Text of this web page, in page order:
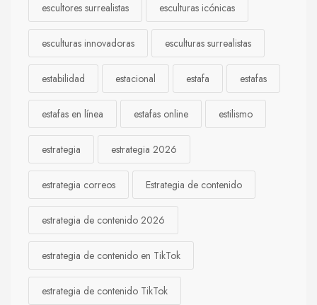
escultores surrealistas esculturas icónicas
esculturas innovadoras esculturas surrealistas
estabilidad estacional estafa estafas
estafas en línea estafas online estilismo
estrategia estrategia 2026
estrategia correos Estrategia de contenido
estrategia de contenido 2026
estrategia de contenido en TikTok
estrategia de contenido TikTok